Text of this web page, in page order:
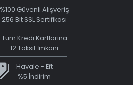
%100 Güvenli Alışveriş
256 Bit SSL Sertifikası
Tüm Kredi Kartlarına
12 Taksit İmkanı
Havale - Eft
%5 İndirim